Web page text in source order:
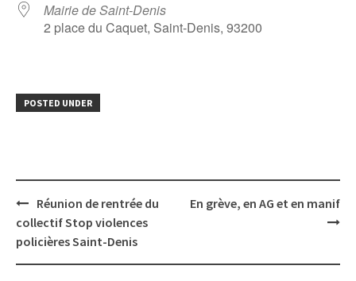
Mairie de Saint-Denis
2 place du Caquet, Saint-Denis, 93200
POSTED UNDER
Post
navigation
Réunion de rentrée du
collectif Stop violences
policières Saint-Denis
En grève, en AG et en manif